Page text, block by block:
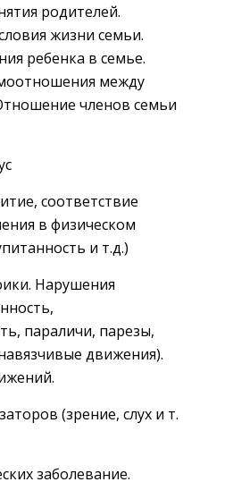
родителей.
жизни семьи.
ребенка в семье.
между
членов семьи
соответствие
в физическом
и т.д.)
Нарушения
параличи, парезы,
движения).
(зрение, слух и т.
заболевание.